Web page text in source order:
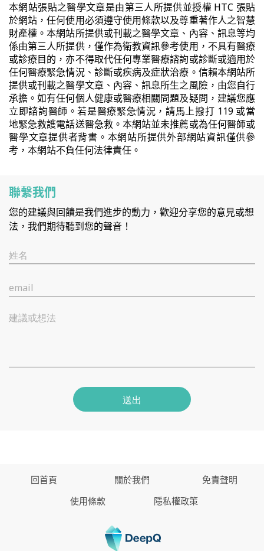
本網站張貼之醫學文章是由第三人所提供並授權 HTC 張貼
於網站，任何使用必須遵守使用條款以及尊重著作人之智慧
財產權。本網站所提供或刊載之醫學文章、內容、訊息等均
係由第三人所提供，僅作為衛教資訊參考使用，不具有醫療
或診療目的，亦不得取代任何專業醫療諮詢或診斷或適用於
任何醫療緊急情況、診斷或疾病及症狀治療。信賴本網站所
提供或刊載之醫學文章、內容、訊息所生之風險，由您自行
承擔。如有任何個人健康或醫療相關問題及疑問，建議您應
立即諮詢醫師。若是醫療緊急情況，請馬上撥打 119 或當
地緊急救護電話送醫急救。本網站並未推薦或為任何醫師或
醫學文章提供者背書。本網站所提供外部網站資訊僅供參
考，本網站不負任何法律責任。
聯繫我們
您的建議與回饋是我們進步的動力，歡迎分享您的意見或想
法，我們期待聽到您的聲音！
姓名
email
建議或想法
送出
回首頁 關於我們
免責聲明
使用條款
隱私權政策